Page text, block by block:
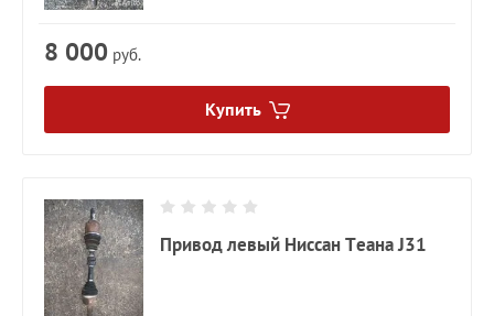
8 000 руб.
Купить
Привод левый Ниссан Теана J31